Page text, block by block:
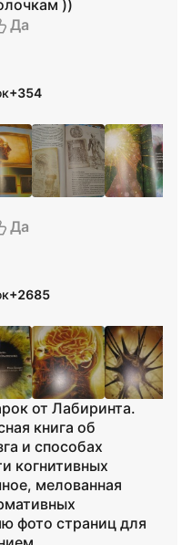
))
Да
+354
Да
+2685
от Лабиринта.
книга об
и способах
когнитивных
мелованная
фото страниц для